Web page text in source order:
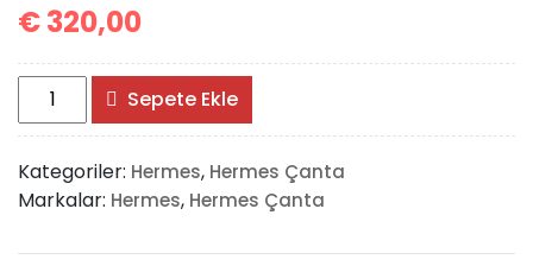
€320,00
Hermes
Kelly
Bag
25
Cm
Sepete Ekle
Kategoriler: Hermes, Hermes Çanta
Markalar: Hermes, Hermes Çanta